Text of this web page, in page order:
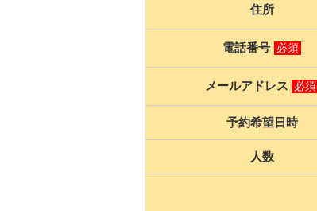
住所
電話番号 必須
メールアドレス 必須
予約希望日時
人数